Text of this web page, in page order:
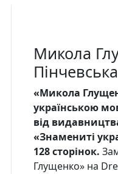
Микола
«Микола
українською
від
«Знамениті
128 сторінок.
Глущенко» на